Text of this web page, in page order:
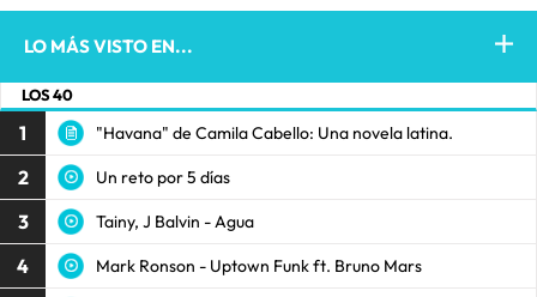
LO MÁS VISTO EN...
LOS 40
1 "Havana" de Camila Cabello: Una novela latina.
2 Un reto por 5 días
3 Tainy, J Balvin - Agua
4 Mark Ronson - Uptown Funk ft. Bruno Mars